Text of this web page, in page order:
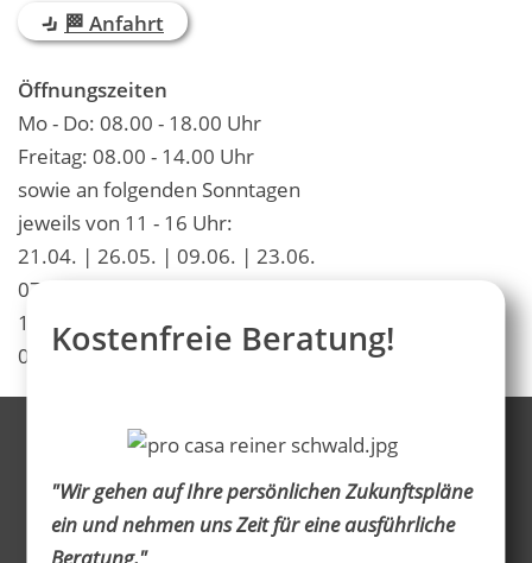
Kostenfreie Beratung!
"Wir gehen auf Ihre persönlichen Zukunftspläne
ein und nehmen uns Zeit für eine ausführliche
🏁 Anfahrt
Öffnungszeiten
Mo - Do: 08.00 - 18.00 Uhr
Freitag: 08.00 - 14.00 Uhr
sowie an folgenden Sonntagen
jeweils von 11 - 16 Uhr:
21.04. | 26.05. | 09.06. | 23.06.
07.07. | 21.07. | 15.09. | 29.09.
13.10. | 27.10. | 10.11. | 24.11.
08.12.